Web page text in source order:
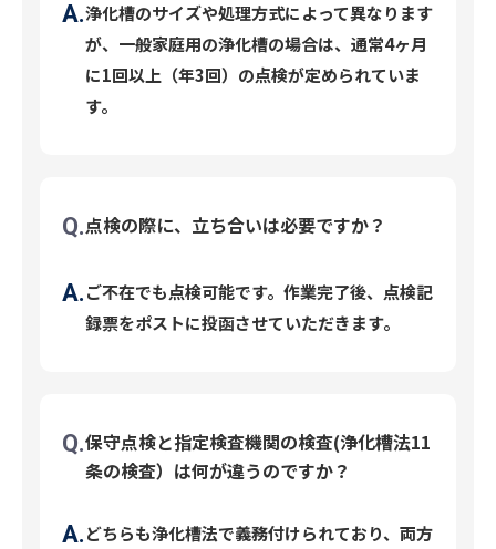
浄化槽のサイズや処理方式によって異なります
が、一般家庭用の浄化槽の場合は、通常4ヶ月
に1回以上（年3回）の点検が定められていま
す。
点検の際に、立ち合いは必要ですか？
ご不在でも点検可能です。作業完了後、点検記
録票をポストに投函させていただきます。
保守点検と指定検査機関の検査(浄化槽法11
条の検査）は何が違うのですか？
どちらも浄化槽法で義務付けられており、両方